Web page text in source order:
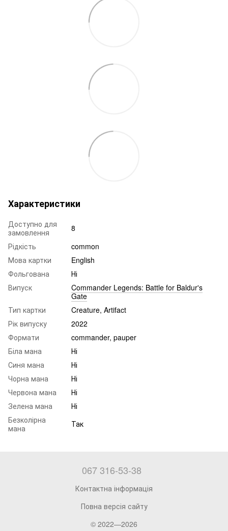
Характеристики
Доступно для
замовлення
8
Рідкість
common
Мова картки
English
Фольгована
Ні
Випуск
Commander Legends: Battle for Baldur's
Gate
Тип картки
Creature, Artifact
Рік випуску
2022
Формати
commander, pauper
Біла мана
Ні
Синя мана
Ні
Чорна мана
Ні
Червона мана
Ні
Зелена мана
Ні
Безколірна
мана
Так
067 316-53-38
Контактна інформація
Повна версія сайту
© 2022—2026